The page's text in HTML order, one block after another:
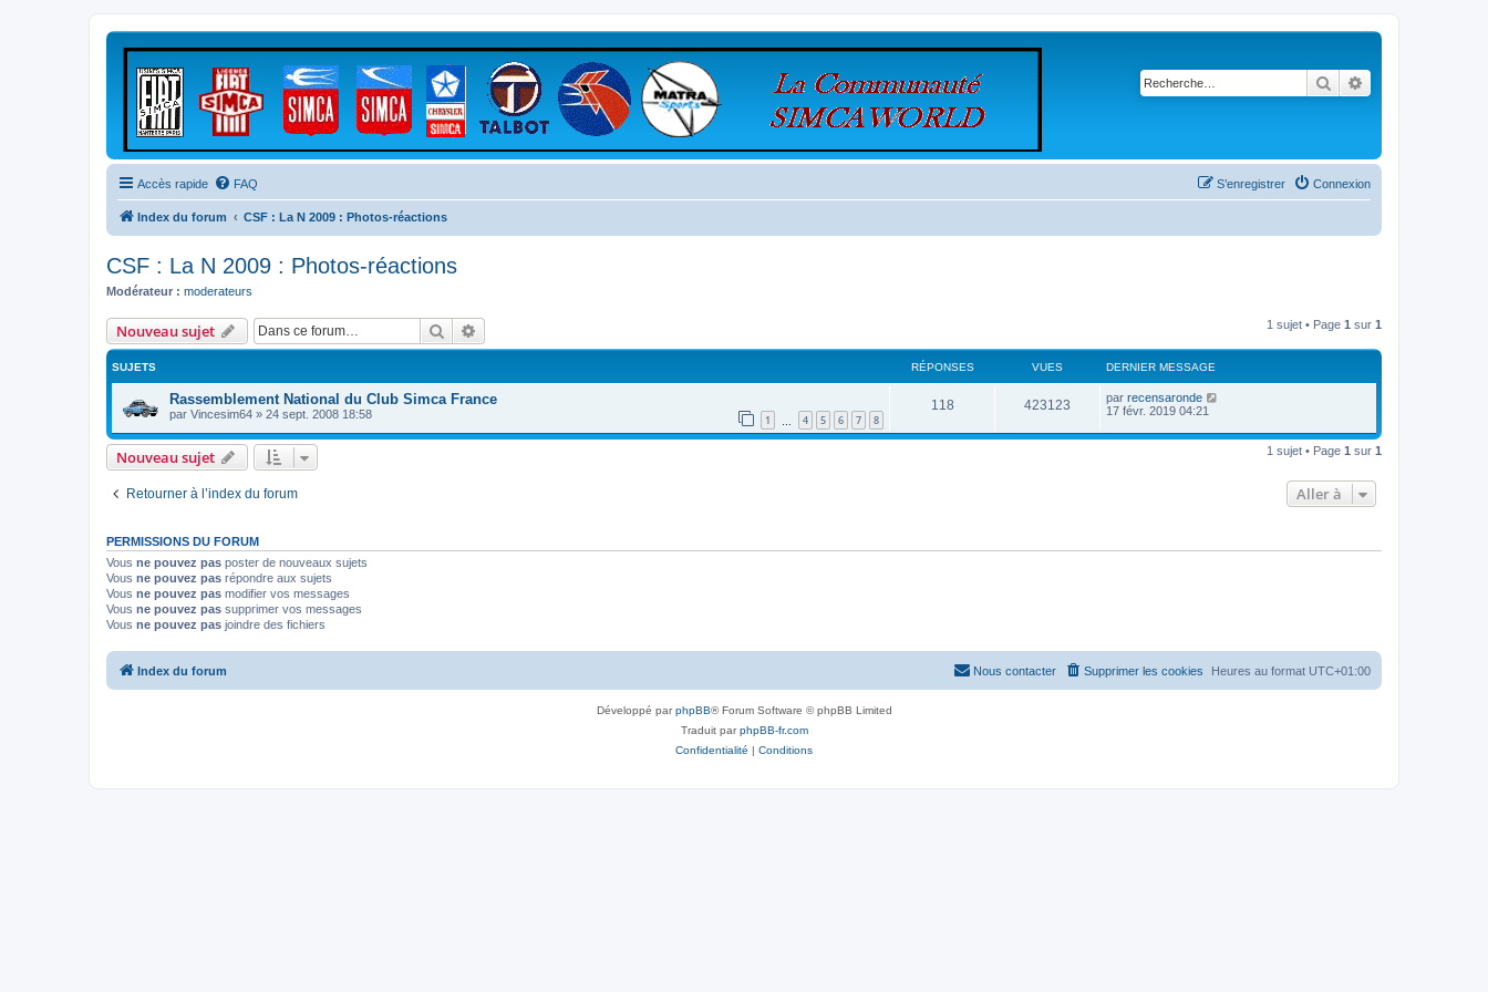
Rechercher
Accès rapide FAQ Connexion
S’enregistrer
Index du forum CSF : La N 2009 : Photos-réactions
CSF : La N 2009 : Photos-réactions
Modérateur : moderateurs
Nouveau sujet Rechercher 1 sujet • Page 1 sur 1
SUJETS RÉPONSES VUES DERNIER MESSAGE
Rassemblement National du Club Simca France
par Vincesim64 » 24 sept. 2008 18:58 1 4 5 6 7 8
118 423123 par recensaronde
17 févr. 2019 04:21
Nouveau sujet 1 sujet • Page 1 sur 1
Retourner à l’index du forum Aller à
PERMISSIONS DU FORUM
Vous ne pouvez pas poster de nouveaux sujets
Vous ne pouvez pas répondre aux sujets
Vous ne pouvez pas modifier vos messages
Vous ne pouvez pas supprimer vos messages
Vous ne pouvez pas joindre des fichiers
Index du forum Heures au format UTC+01:00
Supprimer les cookies
Nous contacter
Développé parphpBB® Forum Software © phpBB Limited
Traduit parphpBB-fr.com
Confidentialité | Conditions